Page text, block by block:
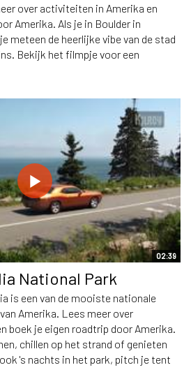
over activiteiten in Amerika en
Amerika. Als je in Boulder in
meteen de heerlijke vibe van de stad
Bekijk het filmpje voor een
02:39
National Park
is een van de mooiste nationale
Amerika. Lees meer over
boek je eigen roadtrip door Amerika.
chillen op het strand of genieten
's nachts in het park, pitch je tent